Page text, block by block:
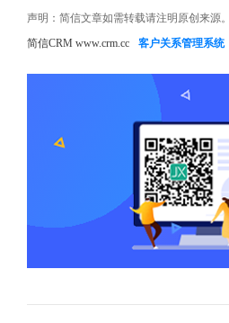
声明：简信文章如需转载请注明原创来源
简信CRM www.crm.cc
客户关系管理系统